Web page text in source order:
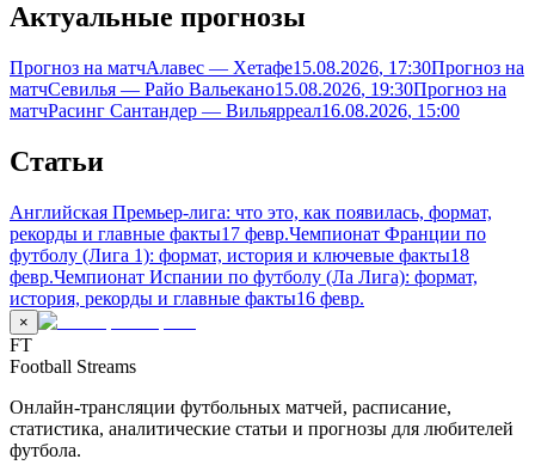
Актуальные прогнозы
Прогноз на матчАлавес — Хетафе15.08.2026, 17:30Прогноз на
матчСевилья — Райо Вальекано15.08.2026, 19:30Прогноз на
матчРасинг Сантандер — Вильярреал16.08.2026, 15:00
Статьи
Английская Премьер-лига: что это, как появилась, формат,
рекорды и главные факты17 февр.Чемпионат Франции по
футболу (Лига 1): формат, история и ключевые факты18
февр.Чемпионат Испании по футболу (Ла Лига): формат,
история, рекорды и главные факты16 февр.
×
FT
Football Streams
Онлайн-трансляции футбольных матчей, расписание,
статистика, аналитические статьи и прогнозы для любителей
футбола.